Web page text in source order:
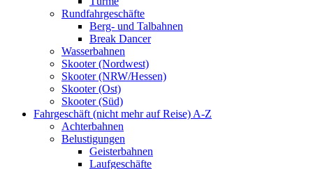
Rundfahrgeschäfte
Berg- und Talbahnen
Break Dancer
Wasserbahnen
Skooter (Nordwest)
Skooter (NRW/Hessen)
Skooter (Ost)
Skooter (Süd)
Fahrgeschäft (nicht mehr auf Reise) A-Z
Achterbahnen
Belustigungen
Geisterbahnen
Laufgeschäfte